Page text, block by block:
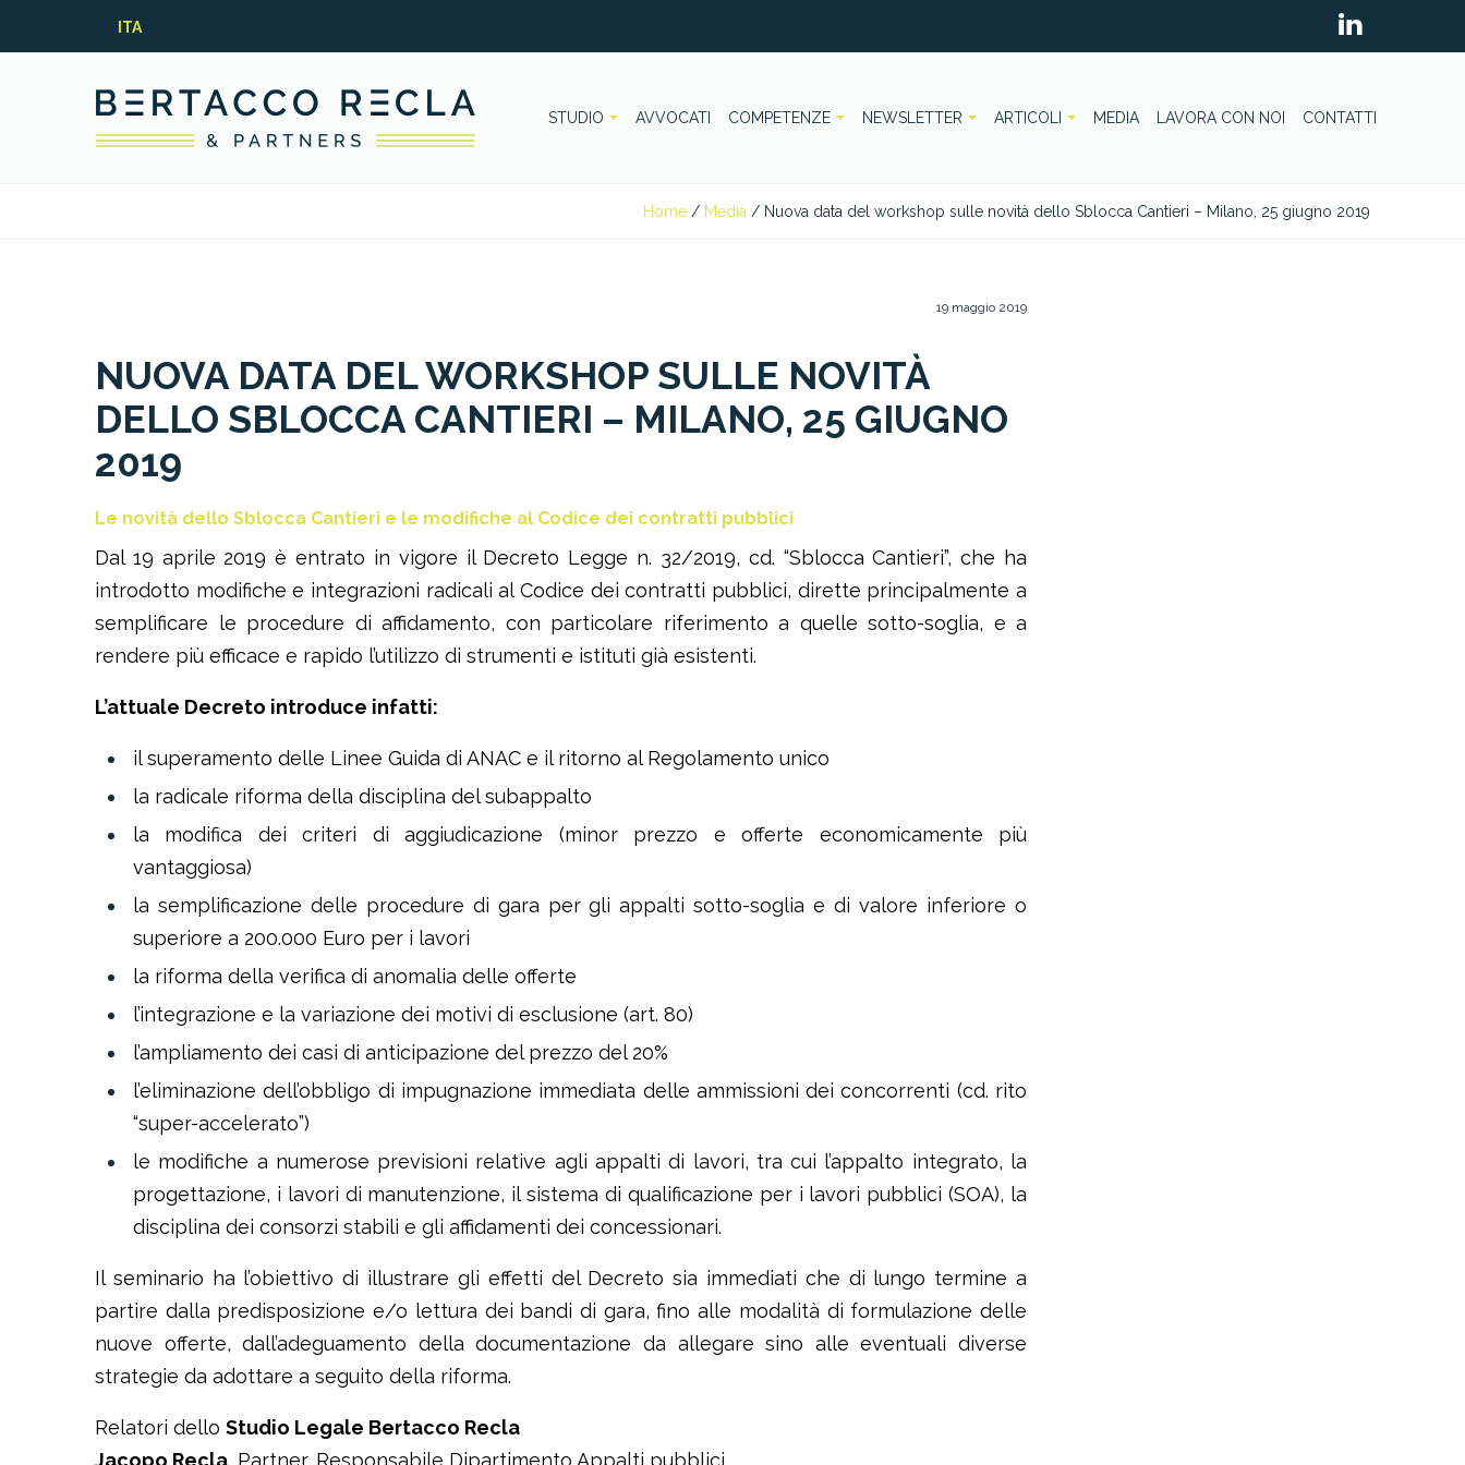
ITA
STUDIO AVVOCATI COMPETENZE NEWSLETTER ARTICOLI MEDIA LAVORA CON NOI CONTATTI
Home / Media / Nuova data del workshop sulle novità dello Sblocca Cantieri – Milano, 25 giugno 2019
19 maggio 2019
NUOVA DATA DEL WORKSHOP SULLE NOVITÀ
DELLO SBLOCCA CANTIERI – MILANO, 25 GIUGNO
2019
Le novità dello Sblocca Cantieri e le modifiche al Codice dei contratti pubblici
Dal 19 aprile 2019 è entrato in vigore il Decreto Legge n. 32/2019, cd. “Sblocca Cantieri”, che ha
introdotto modifiche e integrazioni radicali al Codice dei contratti pubblici, dirette principalmente a
semplificare le procedure di affidamento, con particolare riferimento a quelle sotto-soglia, e a
rendere più efficace e rapido l’utilizzo di strumenti e istituti già esistenti.
L’attuale Decreto introduce infatti:
il superamento delle Linee Guida di ANAC e il ritorno al Regolamento unico
la radicale riforma della disciplina del subappalto
la modifica dei criteri di aggiudicazione (minor prezzo e offerte economicamente più
vantaggiosa)
la semplificazione delle procedure di gara per gli appalti sotto-soglia e di valore inferiore o
superiore a 200.000 Euro per i lavori
la riforma della verifica di anomalia delle offerte
l’integrazione e la variazione dei motivi di esclusione (art. 80)
l’ampliamento dei casi di anticipazione del prezzo del 20%
l’eliminazione dell’obbligo di impugnazione immediata delle ammissioni dei concorrenti (cd. rito
“super-accelerato”)
le modifiche a numerose previsioni relative agli appalti di lavori, tra cui l’appalto integrato, la
progettazione, i lavori di manutenzione, il sistema di qualificazione per i lavori pubblici (SOA), la
disciplina dei consorzi stabili e gli affidamenti dei concessionari.
Il seminario ha l’obiettivo di illustrare gli effetti del Decreto sia immediati che di lungo termine a
partire dalla predisposizione e/o lettura dei bandi di gara, fino alle modalità di formulazione delle
nuove offerte, dall’adeguamento della documentazione da allegare sino alle eventuali diverse
strategie da adottare a seguito della riforma.
Relatori dello Studio Legale Bertacco Recla
Jacopo Recla , Partner, Responsabile Dipartimento Appalti pubblici